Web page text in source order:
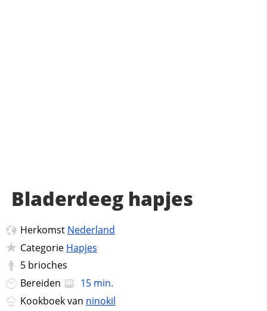
Bladerdeeg hapjes
Herkomst Nederland
Categorie Hapjes
5 brioches
Bereiden
15 min.
Kookboek van ninokil